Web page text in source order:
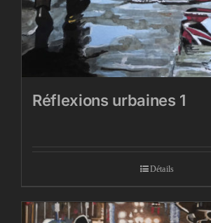
Réflexions urbaines 1
Détails